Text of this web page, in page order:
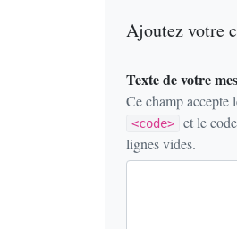
Ajoutez votre
Texte de votre
Ce champ accepte
<code>
et le
lignes vides.